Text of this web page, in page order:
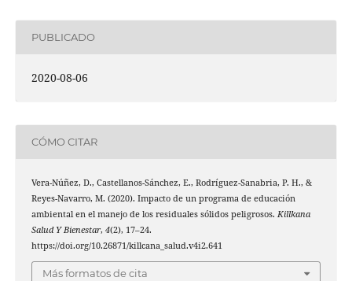
PUBLICADO
2020-08-06
CÓMO CITAR
Vera-Núñez, D., Castellanos-Sánchez, E., Rodríguez-Sanabria, P. H., &
Reyes-Navarro, M. (2020). Impacto de un programa de educación
ambiental en el manejo de los residuales sólidos peligrosos. Killkana
Salud Y Bienestar, 4(2), 17–24.
https://doi.org/10.26871/killcana_salud.v4i2.641
Más formatos de cita